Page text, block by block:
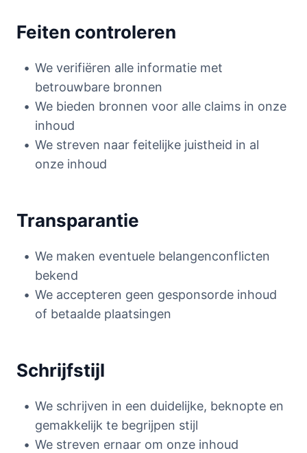
Feiten controleren
We verifiëren alle informatie met
betrouwbare bronnen
We bieden bronnen voor alle claims in onze
inhoud
We streven naar feitelijke juistheid in al
onze inhoud
Transparantie
We maken eventuele belangenconflicten
bekend
We accepteren geen gesponsorde inhoud
of betaalde plaatsingen
Schrijfstijl
We schrijven in een duidelijke, beknopte en
gemakkelijk te begrijpen stijl
We streven ernaar om onze inhoud